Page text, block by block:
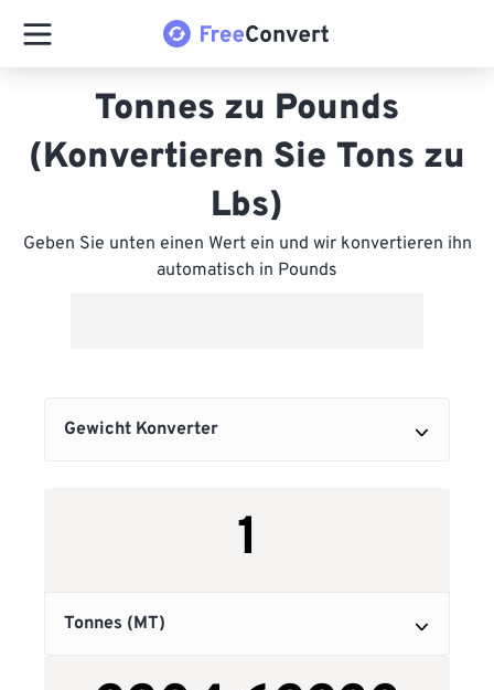
Tonnes zu Pounds
(Konvertieren Sie Tons zu
Lbs)
Geben Sie unten einen Wert ein und wir konvertieren ihn
automatisch in Pounds